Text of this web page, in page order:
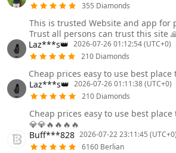
355 Diamonds
This is trusted Website and app for
Trust all persons can trust this site
Laz***s👑 2026-07-26 01:12:54 (UTC+0)
210 Diamonds
Cheap prices easy to use best
Laz***s👑 2026-07-26 01:11:38 (UTC+0)
210 Diamonds
Cheap prices easy to use best
💎💎🔥🔥🔥🔥
Buff***828 2026-07-22 23:11:45 (UTC+0)
6160 Berlian